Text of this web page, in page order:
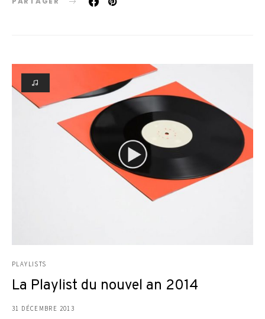
PLAYLISTS
La Playlist du nouvel an 2014
31 DÉCEMBRE 2013